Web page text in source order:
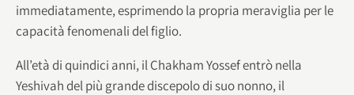
immediatamente, esprimendo la propria meraviglia per le
capacità fenomenali del figlio.
All’età di quindici anni, il Chakham Yossef entrò nella
Yeshivah del più grande discepolo di suo nonno, il